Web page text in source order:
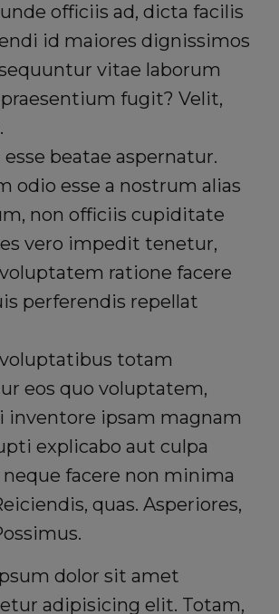
officiis ad, dicta facilis
id maiores dignissimos
vitae laborum
fugit? Velit,
beatae aspernatur.
odio esse a nostrum alias
non officiis cupiditate
vero impedit tenetur,
ratione facere
perferendis repellat
totam
eos quo voluptatem,
inventore ipsam magnam
explicabo aut culpa
facere non minima
quas. Asperiores,
dolor sit amet
adipisicing elit. Totam,